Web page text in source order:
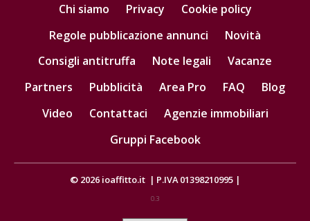
Chi siamo Privacy
Cookie policy
Regole pubblicazione annunci
Novità
Consigli antitruffa
Note legali
Vacanze
Partners
Pubblicità Area Pro FAQ
Blog
Video
Contattaci
Agenzie immobiliari
Gruppi Facebook
© 2026 ioaffitto.it | P.IVA 01398210995 |
0.3